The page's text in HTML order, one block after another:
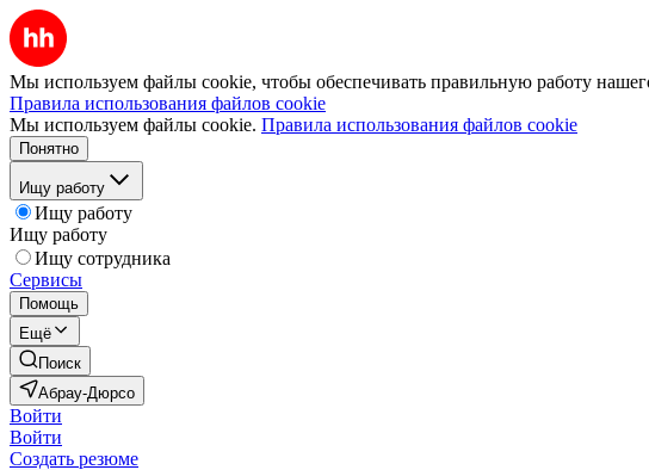
Мы используем файлы cookie, чтобы обеспечивать правильную работу
Правила использования файлов cookie
Мы используем файлы cookie. Правила использования файлов cookie
Понятно
Ищу работу
Ищу работу
Ищу работу
Ищу сотрудника
Сервисы
Помощь
Ещё
Поиск
Абрау-Дюрсо
Войти
Войти
Создать резюме